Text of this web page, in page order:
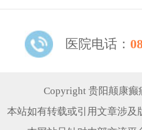
医院电话：
Copyright 贵阳颠康
本站如有转载或引用文章涉及